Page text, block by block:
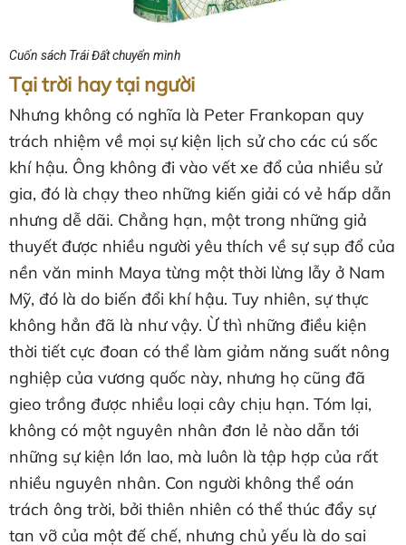
Cuốn sách Trái Đất chuyển mình
Tại trời hay tại người
Nhưng không có nghĩa là Peter Frankopan quy
trách nhiệm về mọi sự kiện lịch sử cho các cú sốc
khí hậu. Ông không đi vào vết xe đổ của nhiều sử
gia, đó là chạy theo những kiến giải có vẻ hấp dẫn
nhưng dễ dãi. Chẳng hạn, một trong những giả
thuyết được nhiều người yêu thích về sự sụp đổ của
nền văn minh Maya từng một thời lừng lẫy ở Nam
Mỹ, đó là do biến đổi khí hậu. Tuy nhiên, sự thực
không hẳn đã là như vậy. Ừ thì những điều kiện
thời tiết cực đoan có thể làm giảm năng suất nông
nghiệp của vương quốc này, nhưng họ cũng đã
gieo trồng được nhiều loại cây chịu hạn. Tóm lại,
không có một nguyên nhân đơn lẻ nào dẫn tới
những sự kiện lớn lao, mà luôn là tập hợp của rất
nhiều nguyên nhân. Con người không thể oán
trách ông trời, bởi thiên nhiên có thể thúc đẩy sự
tan vỡ của một đế chế, nhưng chủ yếu là do sai